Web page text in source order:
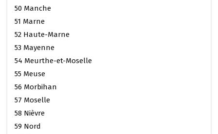
50 Manche
51 Marne
52 Haute-Marne
53 Mayenne
54 Meurthe-et-Moselle
55 Meuse
56 Morbihan
57 Moselle
58 Nièvre
59 Nord